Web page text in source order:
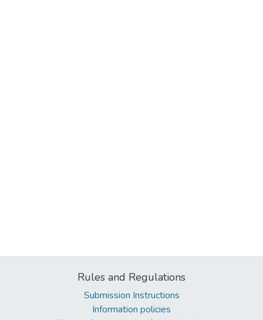
Rules and Regulations
Submission Instructions
Information policies